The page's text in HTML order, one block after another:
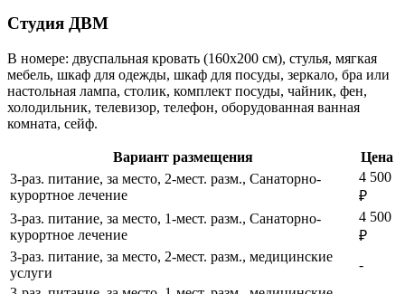
Студия ДВМ
В номере: двуспальная кровать (160х200 см), стулья, мягкая
мебель, шкаф для одежды, шкаф для посуды, зеркало, бра или
настольная лампа, столик, комплект посуды, чайник, фен,
холодильник, телевизор, телефон, оборудованная ванная
комната, сейф.
Вариант размещения
Цена
3-раз. питание, за место, 2-мест. разм., Санаторно-
курортное лечение
4 500
₽
3-раз. питание, за место, 1-мест. разм., Санаторно-
курортное лечение
4 500
₽
3-раз. питание, за место, 2-мест. разм., медицинские
услуги
-